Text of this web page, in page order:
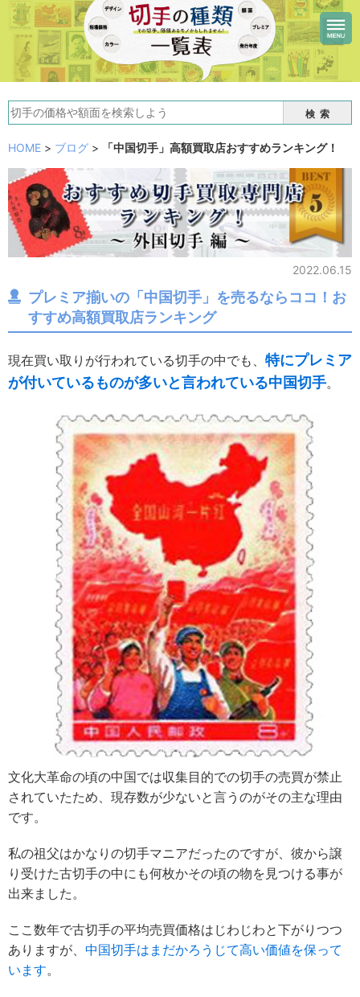
検索
HOME > ブログ > 「中国切手」高額買取店おすすめランキング！
「中国切手」高額買取店おすすめランキング！
2022.06.15
プレミア揃いの「中国切手」を売るならココ！お
すすめ高額買取店ランキング
現在買い取りが行われている切手の中でも、 特にプレミア
が付いているものが多いと言われている中国切手。
文化大革命の頃の中国では収集目的での切手の売買が禁止
されていたため、現存数が少ないと言うのがその主な理由
です。
私の祖父はかなりの切手マニアだったのですが、彼から譲
り受けた古切手の中にも何枚かその頃の物を見つける事が
出来ました。
ここ数年で古切手の平均売買価格はじわじわと下がりつつ
ありますが、 中国切手はまだかろうじて高い価値を保って
います。